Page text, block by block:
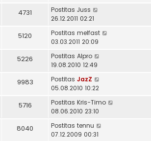
4731 Postitas Juss
26.12.2011 02:21
5120 Postitas melfast
03.03.2011 20:09
5226 Postitas Alpro
19.08.2010 12:49
9983 Postitas JazZ
05.08.2010 10:22
5716 Postitas Kris-Timo
08.06.2010 23:10
8040 Postitas tennu
07.12.2009 00:31